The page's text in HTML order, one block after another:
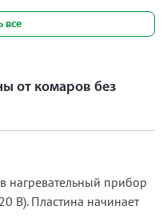
все
от комаров без
в нагревательный прибор
В). Пластина начинает